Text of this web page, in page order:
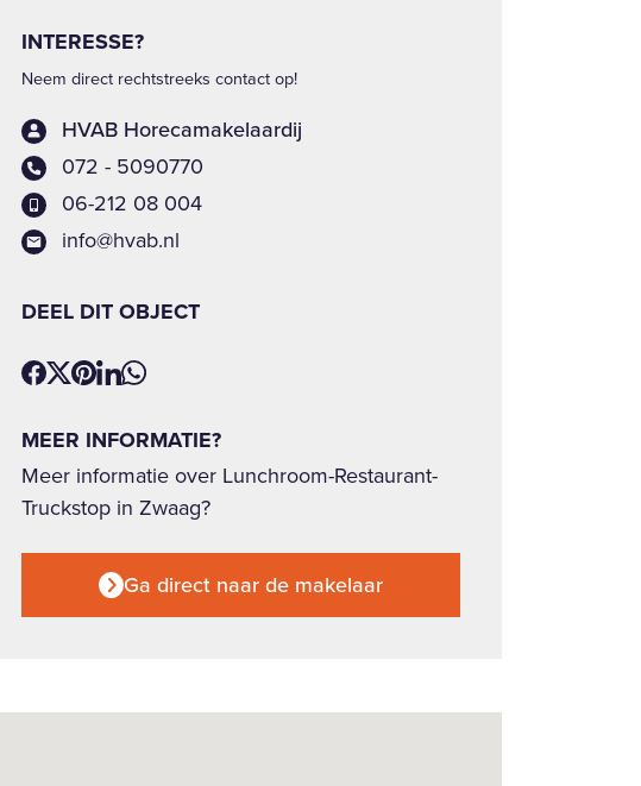
INTERESSE?
Neem direct rechtstreeks contact op!
HVAB Horecamakelaardij
072 - 5090770
06-212 08 004
info@hvab.nl
DEEL DIT OBJECT
MEER INFORMATIE?
Meer informatie over Lunchroom-Restaurant-
Truckstop in Zwaag?
Ga direct naar de makelaar